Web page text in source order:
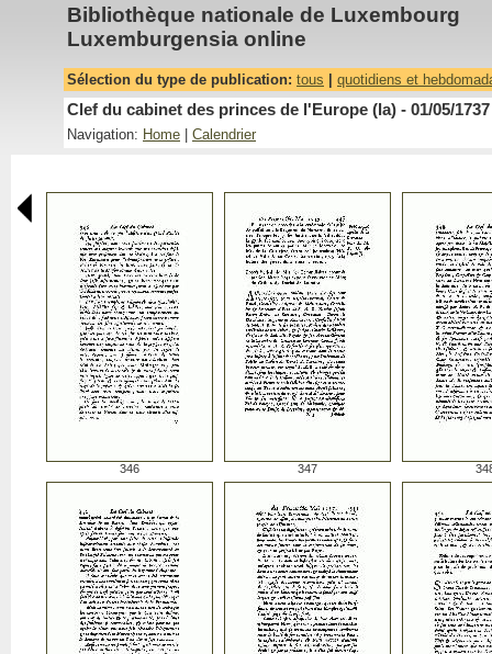
Bibliothèque nationale de Luxembourg
Luxemburgensia online
Sélection du type de publication: tous quotidiens et
Clef du cabinet des princes de l'Europe (la) - 01/05/1737
Navigation: Home Calendrier
346 347